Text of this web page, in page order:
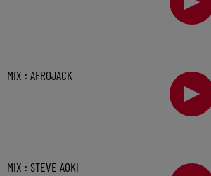
MIX : AFROJACK
MIX : STEVE AOKI